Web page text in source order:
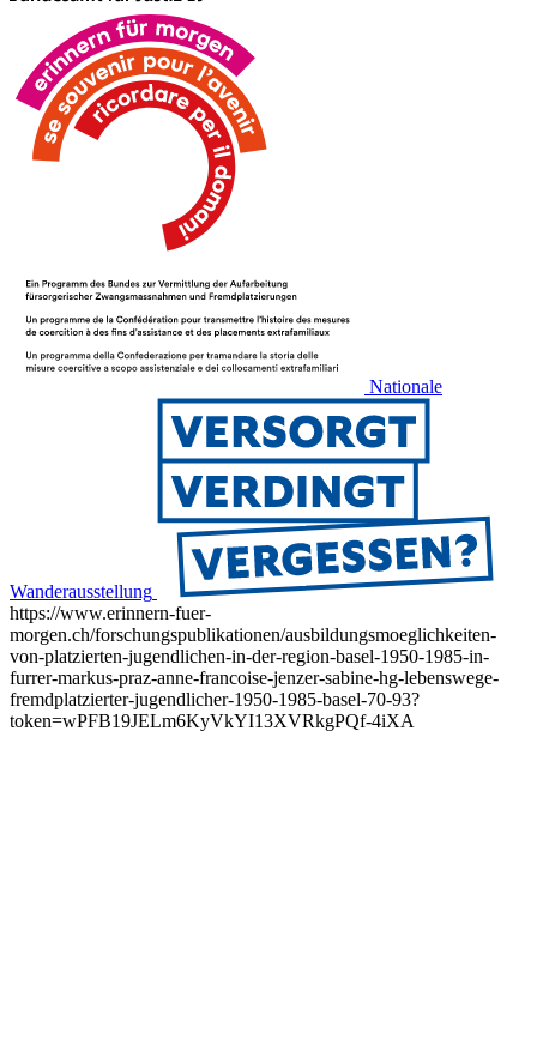
Nationale
Wanderausstellung
https://www.erinnern-fuer-
morgen.ch/forschungspublikationen/ausbildungsmoeglichkeiten-
von-platzierten-jugendlichen-in-der-region-basel-1950-1985-in-
furrer-markus-praz-anne-francoise-jenzer-sabine-hg-lebenswege-
fremdplatzierter-jugendlicher-1950-1985-basel-70-93?
token=wPFB19JELm6KyVkYI13XVRkgPQf-4iXA